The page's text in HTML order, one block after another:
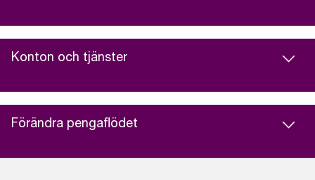
Konton och tjänster
Förändra pengaflödet